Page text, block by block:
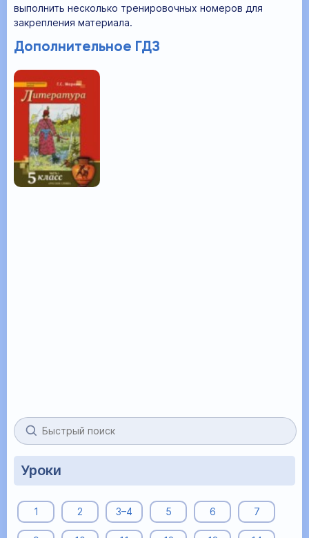
выполнить несколько тренировочных номеров для
закрепления материала.
Дополнительное ГДЗ
Уроки
1 2 3–4 5 6 7